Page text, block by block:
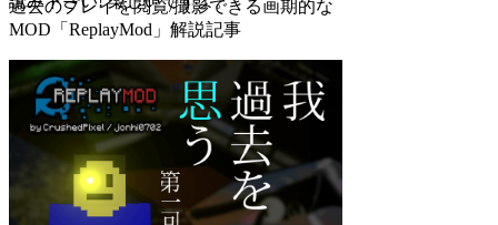
過去のプレイを閲覧/撮影できる画期的な
MOD「ReplayMod」解説記事